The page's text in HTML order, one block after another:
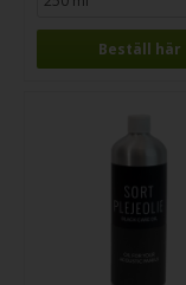
Beställ här